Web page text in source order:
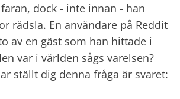
dock - inte innan - han
rädsla. En användare på Reddit
av en gäst som han hittade i
var i världen sågs varelsen?
ställt dig denna fråga är svaret: